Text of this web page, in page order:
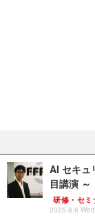
AI セキュ
目講演 ～
研修・セミ
2025.8.6